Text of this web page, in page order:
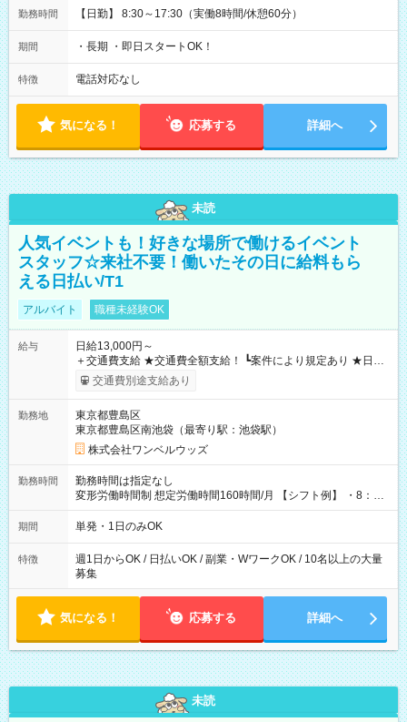
勤務時間 【日勤】 8:30～17:30（実働8時間/休憩60分）
期間 ・長期 ・即日スタートOK！
特徴 電話対応なし
気になる！ 応募する 詳細へ
未読
人気イベントも！好きな場所で働けるイベント
スタッフ☆来社不要！働いたその日に給料もら
える日払い/T1
アルバイト 職種未経験OK
給与
日給13,000円～
＋交通費支給 ★交通費全額支給！ ┗案件により規定あり ★日払
いOK！（規定あり） ┗働いたその日に現金GET♪ お仕事後はコ
ンビニATMから 日払い分を引き落とせます！ 【試用期間】試
交通費別途支給あり
勤務地
東京都豊島区
東京都豊島区南池袋（最寄り駅：池袋駅）
株式会社ワンベルウッズ
勤務時間
勤務時間は指定なし
変形労働時間制 想定労働時間160時間/月 【シフト例】 ・8：00
～21：00
期間 単発・1日のみOK
特徴
週1日からOK / 日払いOK / 副業・WワークOK / 10名以上の大量
募集
気になる！ 応募する 詳細へ
未読